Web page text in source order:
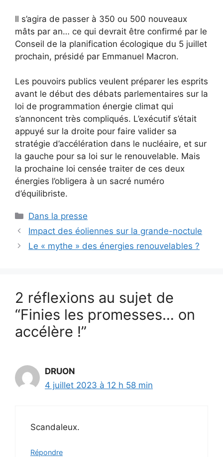
Il s’agira de passer à 350 ou 500 nouveaux
mâts par an… ce qui devrait être confirmé par le
Conseil de la planification écologique du 5 juillet
prochain, présidé par Emmanuel Macron.
Les pouvoirs publics veulent préparer les esprits
avant le début des débats parlementaires sur la
loi de programmation énergie climat qui
s’annoncent très compliqués. L’exécutif s’était
appuyé sur la droite pour faire valider sa
stratégie d’accélération dans le nucléaire, et sur
la gauche pour sa loi sur le renouvelable. Mais
la prochaine loi censée traiter de ces deux
énergies l’obligera à un sacré numéro
d’équilibriste.
Catégories
Dans la presse
Impact des éoliennes sur la grande-noctule
Le « mythe » des énergies renouvelables ?
2 réflexions au sujet de
“Finies les promesses… on
accélère !”
DRUON
4 juillet 2023 à 12 h 58 min
Scandaleux.
Répondre